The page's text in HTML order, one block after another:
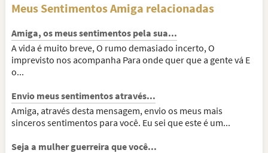
Meus Sentimentos Amiga relacionadas
Amiga, os meus sentimentos pela sua...
A vida é muito breve, O rumo demasiado incerto, O
imprevisto nos acompanha Para onde quer que a gente vá E
o...
Envio meus sentimentos através...
Amiga, através desta mensagem, envio os meus mais
sinceros sentimentos para você. Eu sei que este é um...
Seja a mulher guerreira que você...